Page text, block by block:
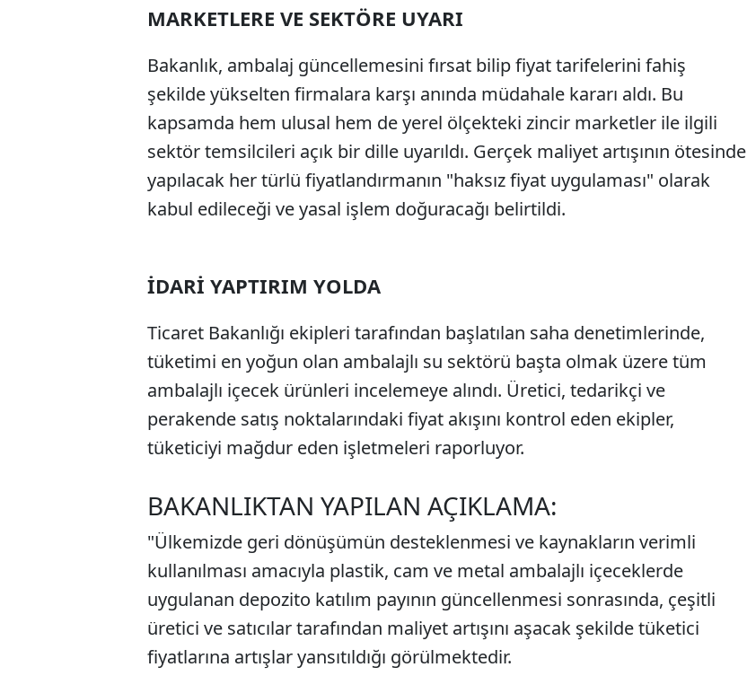
MARKETLERE VE SEKTÖRE UYARI
Bakanlık, ambalaj güncellemesini fırsat bilip fiyat tarifelerini fahiş
şekilde yükselten firmalara karşı anında müdahale kararı aldı. Bu
kapsamda hem ulusal hem de yerel ölçekteki zincir marketler ile ilgili
sektör temsilcileri açık bir dille uyarıldı. Gerçek maliyet artışının ötesinde
yapılacak her türlü fiyatlandırmanın "haksız fiyat uygulaması" olarak
kabul edileceği ve yasal işlem doğuracağı belirtildi.
İDARİ YAPTIRIM YOLDA
Ticaret Bakanlığı ekipleri tarafından başlatılan saha denetimlerinde,
tüketimi en yoğun olan ambalajlı su sektörü başta olmak üzere tüm
ambalajlı içecek ürünleri incelemeye alındı. Üretici, tedarikçi ve
perakende satış noktalarındaki fiyat akışını kontrol eden ekipler,
tüketiciyi mağdur eden işletmeleri raporluyor.
BAKANLIKTAN YAPILAN AÇIKLAMA:
"Ülkemizde geri dönüşümün desteklenmesi ve kaynakların verimli
kullanılması amacıyla plastik, cam ve metal ambalajlı içeceklerde
uygulanan depozito katılım payının güncellenmesi sonrasında, çeşitli
üretici ve satıcılar tarafından maliyet artışını aşacak şekilde tüketici
fiyatlarına artışlar yansıtıldığı görülmektedir.